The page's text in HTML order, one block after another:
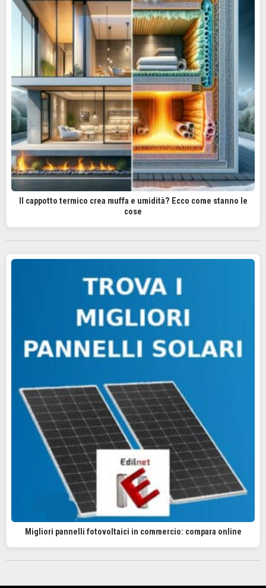
Il cappotto termico crea muffa e umidità? Ecco come stanno le
cose
Migliori pannelli fotovoltaici in commercio: compara online